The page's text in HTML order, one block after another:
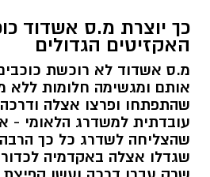
כך יוצרת מ.ס אשדוד
האקזיטים הגדולים
מ.ס אשדוד לא רוכשת
אותם ומגשימה חלומות ללא
שהתפתחו ופרצו אצלה
עובדתית למשדרג הלאומי -
שהצליחה לשדרג כל כך
שגדלו אצלה באקדמיה